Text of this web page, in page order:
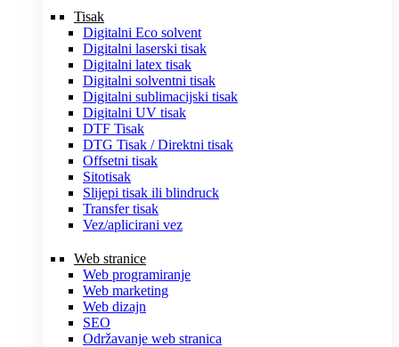
Tisak
Digitalni Eco solvent
Digitalni laserski tisak
Digitalni latex tisak
Digitalni solventni tisak
Digitalni sublimacijski tisak
Digitalni UV tisak
DTF Tisak
DTG Tisak / Direktni tisak
Offsetni tisak
Sitotisak
Slijepi tisak ili blindruck
Transfer tisak
Vez/aplicirani vez
Web stranice
Web programiranje
Web marketing
Web dizajn
SEO
Održavanje web stranica